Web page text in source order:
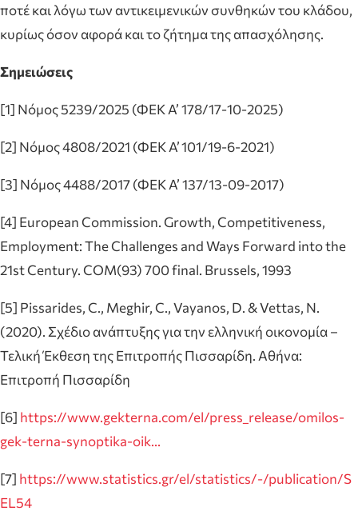
ποτέ και λόγω των αντικειμενικών συνθηκών του κλάδου,
κυρίως όσον αφορά και το ζήτημα της απασχόλησης.
Σημειώσεις
[1] Νόμος 5239/2025 (ΦΕΚ Α’ 178/17-10-2025)
[2] Νόμος 4808/2021 (ΦΕΚ Α’ 101/19‑6‑2021)
[3] Νόμος 4488/2017 (ΦΕΚ Α’ 137/13-09-2017)
[4] European Commission. Growth, Competitiveness,
Employment: The Challenges and Ways Forward into the
21st Century. COM(93) 700 final. Brussels, 1993
[5] Pissarides, C., Meghir, C., Vayanos, D. & Vettas, N.
(2020). Σχέδιο ανάπτυξης για την ελληνική οικονομία –
Τελική Έκθεση της Επιτροπής Πισσαρίδη. Αθήνα:
Επιτροπή Πισσαρίδη
[6] https://www.gekterna.com/el/press_release/omilos-
gek-terna-synoptika-oik…
[7] https://www.statistics.gr/el/statistics/-/publication/S
EL54